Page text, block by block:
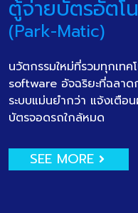
ตู้จ่ายบัตรอัตโ
(Park-Matic)
นวัตกรรมใหม่ที่รวมทุกเท
software อัจฉริยะที่ฉลาด
ระบบแม่นยำกว่า แจ้งเตื
บัตรจอดรถใกล้หมด
SEE MORE